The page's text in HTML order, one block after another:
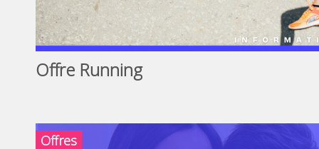
Offre Running
Offres